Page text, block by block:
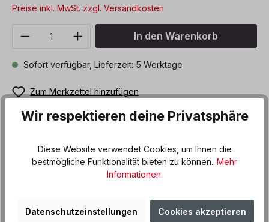
Preise inkl. MwSt. zzgl. Versandkosten
Produkt Anzahl: Gib denIn den Warenkorb
Sofort verfügbar, Lieferzeit: 5 Werktage
Zum Merkzettel hinzufügen
Wer kennt nicht die geradezu magische Anziehungskraft,
die Schlüsselbunde auf kleine Kinder und Babys ausüben?
Wir respektieren deine Privatsphäre
Diese Website verwendet Cookies, um Ihnen die
bestmögliche Funktionalität bieten zu können...Mehr
Informationen.
Datenschutzeinstellungen Cookies akzeptieren